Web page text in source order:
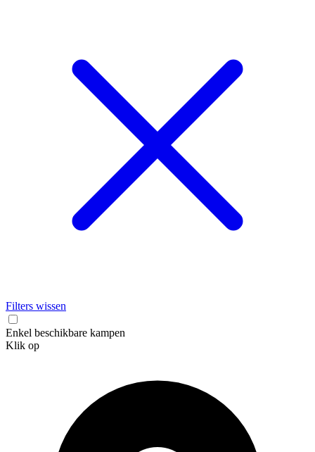
Filters wissen
Enkel beschikbare kampen
Klik op